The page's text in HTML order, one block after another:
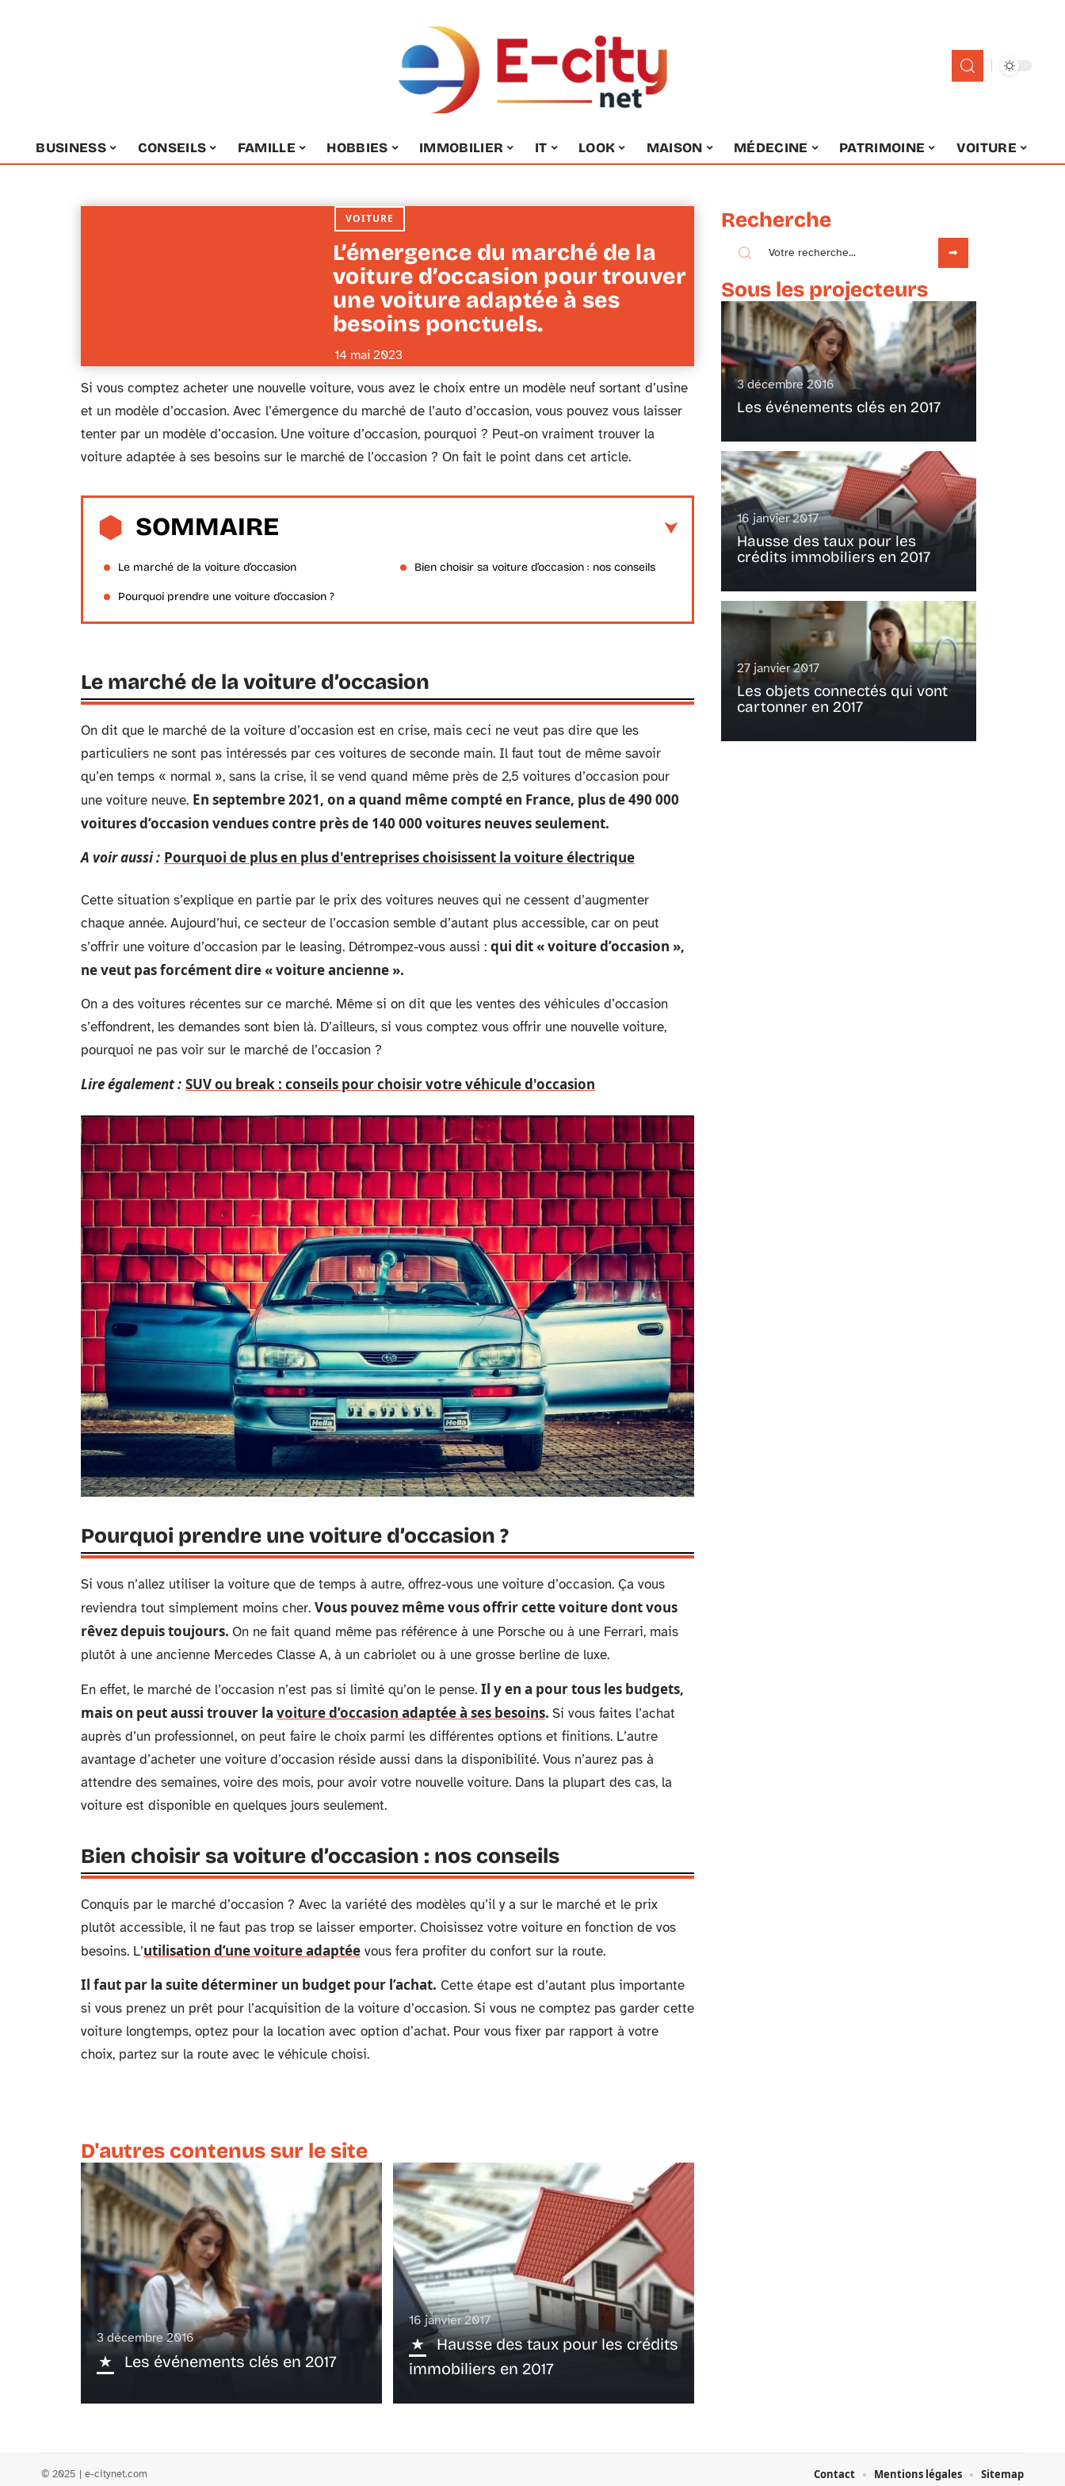
BUSINESS CONSEILS FAMILLE HOBBIES IMMOBILIER IT LOOK MAISON MÉDECINE PATRIMOINE VOITURE
VOITURE
L’émergence du marché de la
voiture d’occasion pour trouver
une voiture adaptée à ses
besoins ponctuels.
14 mai 2023
Si vous comptez acheter une nouvelle voiture, vous avez le choix entre un modèle neuf sortant d’usine
et un modèle d’occasion. Avec l’émergence du marché de l’auto d’occasion, vous pouvez vous laisser
tenter par un modèle d’occasion. Une voiture d’occasion, pourquoi ? Peut-on vraiment trouver la
voiture adaptée à ses besoins sur le marché de l’occasion ? On fait le point dans cet article.
SOMMAIRE
Le marché de la voiture d’occasion
Pourquoi prendre une voiture d’occasion ?
Bien choisir sa voiture d’occasion : nos conseils
Le marché de la voiture d’occasion
On dit que le marché de la voiture d’occasion est en crise, mais ceci ne veut pas dire que les
particuliers ne sont pas intéressés par ces voitures de seconde main. Il faut tout de même savoir
qu’en temps « normal », sans la crise, il se vend quand même près de 2,5 voitures d’occasion pour
une voiture neuve. En septembre 2021, on a quand même compté en France, plus de 490 000
voitures d’occasion vendues contre près de 140 000 voitures neuves seulement.
A voir aussi : Pourquoi de plus en plus d'entreprises choisissent la voiture électrique
Cette situation s’explique en partie par le prix des voitures neuves qui ne cessent d’augmenter
chaque année. Aujourd’hui, ce secteur de l’occasion semble d’autant plus accessible, car on peut
s’offrir une voiture d’occasion par le leasing. Détrompez-vous aussi : qui dit « voiture d’occasion »,
ne veut pas forcément dire « voiture ancienne ».
On a des voitures récentes sur ce marché. Même si on dit que les ventes des véhicules d’occasion
s’effondrent, les demandes sont bien là. D’ailleurs, si vous comptez vous offrir une nouvelle voiture,
pourquoi ne pas voir sur le marché de l’occasion ?
Lire également : SUV ou break : conseils pour choisir votre véhicule d'occasion
Pourquoi prendre une voiture d’occasion ?
Si vous n’allez utiliser la voiture que de temps à autre, offrez-vous une voiture d’occasion. Ça vous
reviendra tout simplement moins cher. Vous pouvez même vous offrir cette voiture dont vous
rêvez depuis toujours. On ne fait quand même pas référence à une Porsche ou à une Ferrari, mais
plutôt à une ancienne Mercedes Classe A, à un cabriolet ou à une grosse berline de luxe.
En effet, le marché de l’occasion n’est pas si limité qu’on le pense. Il y en a pour tous les budgets,
mais on peut aussi trouver la voiture d’occasion adaptée à ses besoins. Si vous faites l’achat
auprès d’un professionnel, on peut faire le choix parmi les différentes options et finitions. L’autre
avantage d’acheter une voiture d’occasion réside aussi dans la disponibilité. Vous n’aurez pas à
attendre des semaines, voire des mois, pour avoir votre nouvelle voiture. Dans la plupart des cas, la
voiture est disponible en quelques jours seulement.
Bien choisir sa voiture d’occasion : nos conseils
Conquis par le marché d’occasion ? Avec la variété des modèles qu’il y a sur le marché et le prix
plutôt accessible, il ne faut pas trop se laisser emporter. Choisissez votre voiture en fonction de vos
besoins. L’utilisation d’une voiture adaptée vous fera profiter du confort sur la route.
Il faut par la suite déterminer un budget pour l’achat. Cette étape est d’autant plus importante
si vous prenez un prêt pour l’acquisition de la voiture d’occasion. Si vous ne comptez pas garder cette
voiture longtemps, optez pour la location avec option d’achat. Pour vous fixer par rapport à votre
choix, partez sur la route avec le véhicule choisi.
D'autres contenus sur le site
3 décembre 2016
Les événements clés en 2017
16 janvier 2017
Hausse des taux pour les crédits
immobiliers en 2017
Recherche
Sous les projecteurs
3 décembre 2016
Les événements clés en 2017
16 janvier 2017
Hausse des taux pour les
crédits immobiliers en 2017
27 janvier 2017
Les objets connectés qui vont
cartonner en 2017
© 2025 | e-citynet.com Contact Mentions légales Sitemap